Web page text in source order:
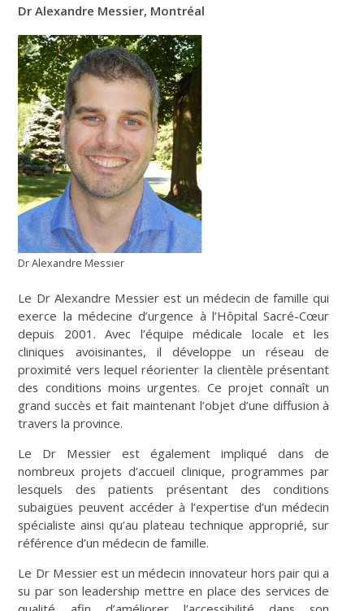
Dr Alexandre Messier, Montréal
Dr Alexandre Messier
Le Dr Alexandre Messier est un médecin de famille qui
exerce la médecine d’urgence à l’Hôpital Sacré-Cœur
depuis 2001. Avec l’équipe médicale locale et les
cliniques avoisinantes, il développe un réseau de
proximité vers lequel réorienter la clientèle présentant
des conditions moins urgentes. Ce projet connaît un
grand succès et fait maintenant l’objet d’une diffusion à
travers la province.
Le Dr Messier est également impliqué dans de
nombreux projets d’accueil clinique, programmes par
lesquels des patients présentant des conditions
subaigües peuvent accéder à l’expertise d’un médecin
spécialiste ainsi qu’au plateau technique approprié, sur
référence d’un médecin de famille.
Le Dr Messier est un médecin innovateur hors pair qui a
su par son leadership mettre en place des services de